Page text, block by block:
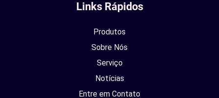
Links Rápidos
Produtos
Sobre Nós
Serviço
Notícias
Entre em Contato